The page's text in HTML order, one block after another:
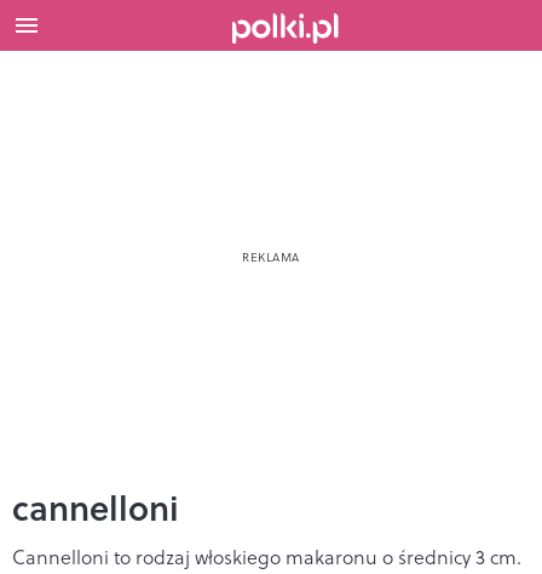
cannelloni
Cannelloni to rodzaj włoskiego makaronu o średnicy 3 cm.